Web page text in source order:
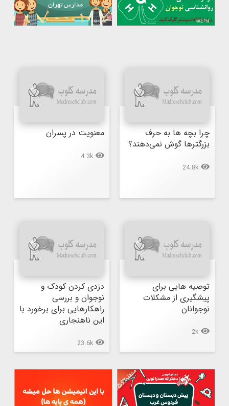
2.7M
4.1M
چرا بچه ها به حرف
بزرگترها گوش نمی‌دهند؟
24.8k
معنویت در پسران
4.3k
توصیه هایی برای
پیشگیری از مشکلات
نوجوانان
2k
نوجوان و بررسی
این ناهنجاری
23.6k